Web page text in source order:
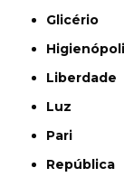
Glicério
Liberdade
Luz
Pari
República